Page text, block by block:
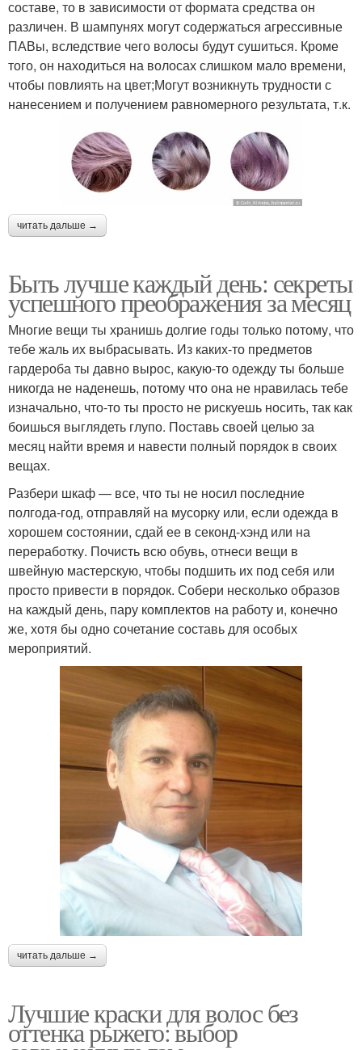
составе, то в зависимости от формата средства он
различен. В шампунях могут содержаться агрессивные
ПАВы, вследствие чего волосы будут сушиться. Кроме
того, он находиться на волосах слишком мало времени,
чтобы повлиять на цвет;Могут возникнуть трудности с
нанесением и получением равномерного результата, т.к.
читать дальше →
Быть лучше каждый день: секреты
успешного преображения за месяц
Многие вещи ты хранишь долгие годы только потому, что
тебе жаль их выбрасывать. Из каких-то предметов
гардероба ты давно вырос, какую-то одежду ты больше
никогда не наденешь, потому что она не нравилась тебе
изначально, что-то ты просто не рискуешь носить, так как
боишься выглядеть глупо. Поставь своей целью за
месяц найти время и навести полный порядок в своих
вещах.
Разбери шкаф — все, что ты не носил последние
полгода-год, отправляй на мусорку или, если одежда в
хорошем состоянии, сдай ее в секонд-хэнд или на
переработку. Почисть всю обувь, отнеси вещи в
швейную мастерскую, чтобы подшить их под себя или
просто привести в порядок. Собери несколько образов
на каждый день, пару комплектов на работу и, конечно
же, хотя бы одно сочетание составь для особых
мероприятий.
читать дальше →
Лучшие краски для волос без
оттенка рыжего: выбор